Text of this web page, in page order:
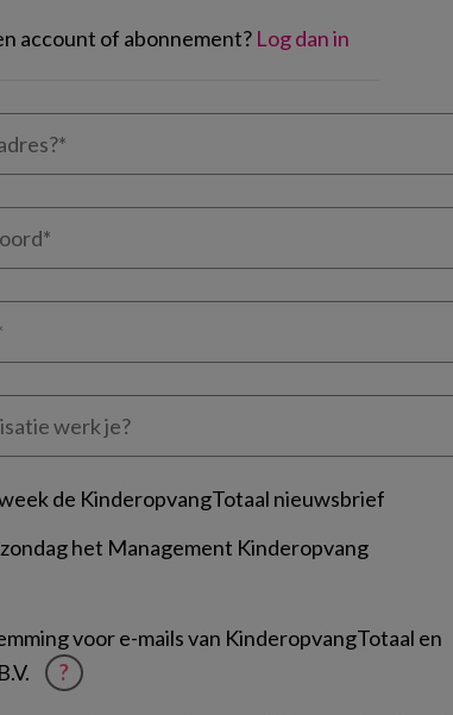
account of abonnement? Log dan in
de KinderopvangTotaal nieuwsbrief
het Management Kinderopvang
voor e-mails van KinderopvangTotaal en
?